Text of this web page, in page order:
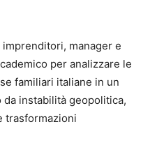
imprenditori, manager e
per analizzare le
familiari italiane in un
instabilità geopolitica,
trasformazioni